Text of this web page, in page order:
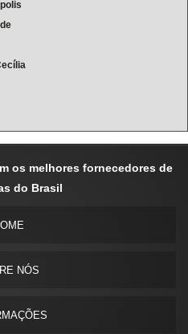
os melhores fornecedores de
do Brasil
NÓS